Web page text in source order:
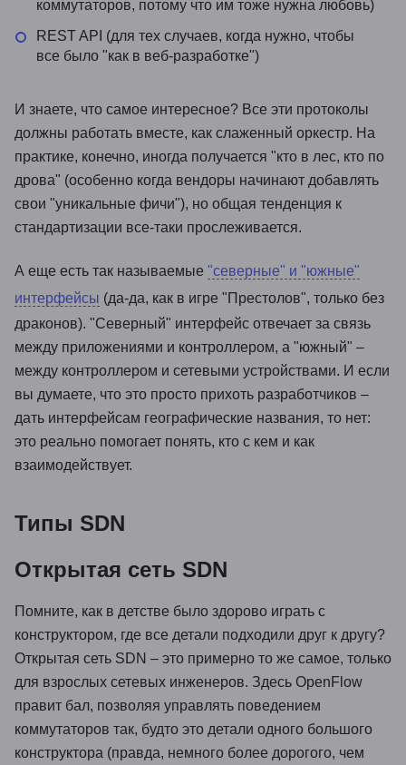
коммутаторов, потому что им тоже нужна любовь)
REST API (для тех случаев, когда нужно, чтобы
все было "как в веб-разработке")
И знаете, что самое интересное? Все эти протоколы
должны работать вместе, как слаженный оркестр. На
практике, конечно, иногда получается "кто в лес, кто по
дрова" (особенно когда вендоры начинают добавлять
свои "уникальные фичи"), но общая тенденция к
стандартизации все-таки прослеживается.
А еще есть так называемые "северные" и "южные"
интерфейсы (да-да, как в игре "Престолов", только без
драконов). "Северный" интерфейс отвечает за связь
между приложениями и контроллером, а "южный" –
между контроллером и сетевыми устройствами. И если
вы думаете, что это просто прихоть разработчиков –
дать интерфейсам географические названия, то нет:
это реально помогает понять, кто с кем и как
взаимодействует.
Типы SDN
Открытая сеть SDN
Помните, как в детстве было здорово играть с
конструктором, где все детали подходили друг к другу?
Открытая сеть SDN – это примерно то же самое, только
для взрослых сетевых инженеров. Здесь OpenFlow
правит бал, позволяя управлять поведением
коммутаторов так, будто это детали одного большого
конструктора (правда, немного более дорогого, чем